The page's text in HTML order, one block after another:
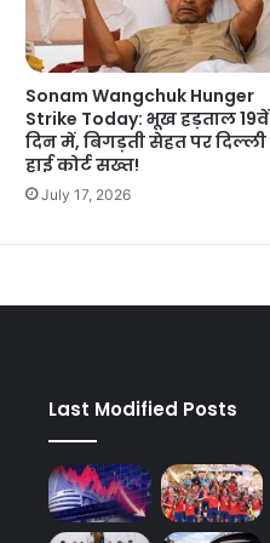
Sonam Wangchuk Hunger
Strike Today: भूख हड़ताल 19वें
दिन में, बिगड़ती सेहत पर दिल्ली
हाई कोर्ट सख्त!
July 17, 2026
Last Modified Posts